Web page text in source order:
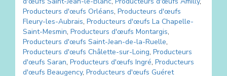
Producteurs d'œufs Orléans, Producteurs d'œufs
Fleury-les-Aubrais, Producteurs d'œufs La Chapelle-
Saint-Mesmin, Producteurs d'œufs Montargis,
Producteurs d'œufs Saint-Jean-de-la-Ruelle,
Producteurs d'œufs Châlette-sur-Loing, Producteurs
d'œufs Saran, Producteurs d'œufs Ingré, Producteurs
d'œufs Beaugency, Producteurs d'œufs Guéret